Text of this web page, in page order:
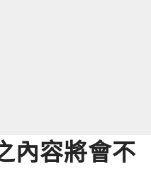
內容將會不